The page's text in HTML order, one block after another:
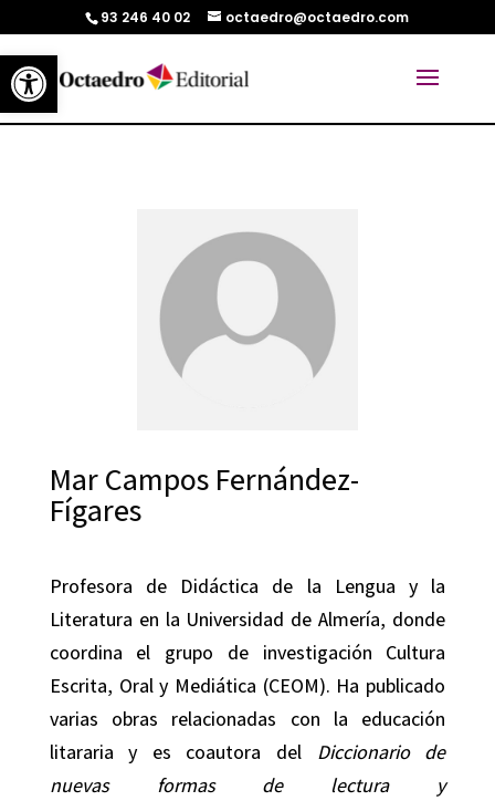
Abrir barra de herramientas
93 246 40 02 octaedro@octaedro.com
Mar Campos Fernández-
Fígares
Profesora de Didáctica de la Lengua y la
Literatura en la Universidad de Almería, donde
coordina el grupo de investigación Cultura
Escrita, Oral y Mediática (CEOM). Ha publicado
varias obras relacionadas con la educación
litararia y es coautora del Diccionario de
nuevas formas de lectura y